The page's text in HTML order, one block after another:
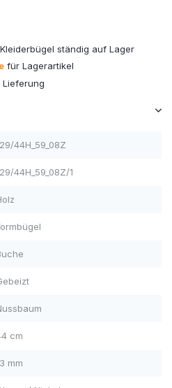
ständig auf Lager
für Lagerartikel
Lieferung
44H_59_08Z
44H_59_08Z/1
cm
mm